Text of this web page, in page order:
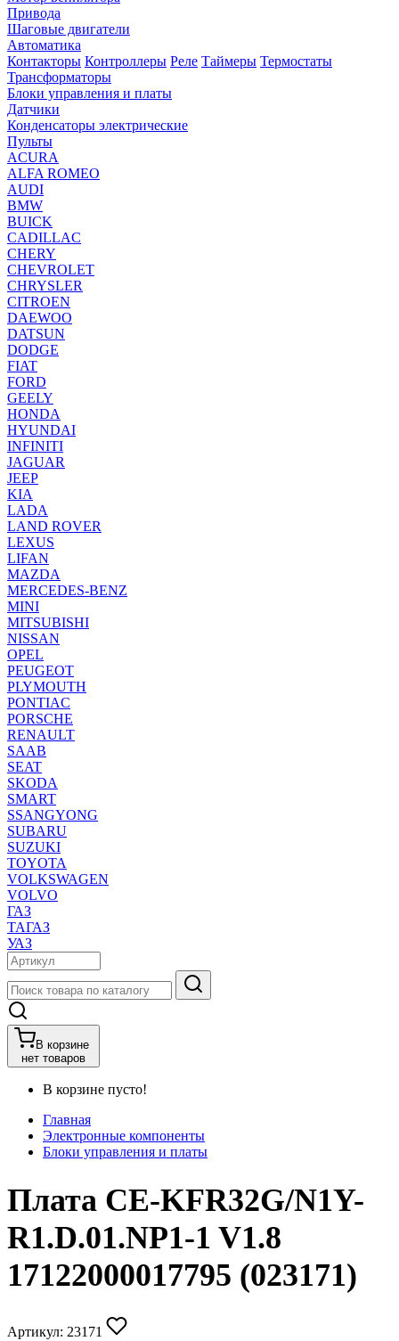
Привода
Шаговые двигатели
Автоматика
Контакторы Контроллеры Реле Таймеры Термостаты
Трансформаторы
Блоки управления и платы
Датчики
Конденсаторы электрические
Пульты
ACURA
ALFA ROMEO
AUDI
BMW
BUICK
CADILLAC
CHERY
CHEVROLET
CHRYSLER
CITROEN
DAEWOO
DATSUN
DODGE
FIAT
FORD
GEELY
HONDA
HYUNDAI
INFINITI
JAGUAR
JEEP
KIA
LADA
LAND ROVER
LEXUS
LIFAN
MAZDA
MERCEDES-BENZ
MINI
MITSUBISHI
NISSAN
OPEL
PEUGEOT
PLYMOUTH
PONTIAC
PORSCHE
RENAULT
SAAB
SEAT
SKODA
SMART
SSANGYONG
SUBARU
SUZUKI
TOYOTA
VOLKSWAGEN
VOLVO
ГАЗ
ТАГАЗ
УАЗ
В корзине
нет товаров
В корзине пусто!
Главная
Электронные компоненты
Блоки управления и платы
Плата CE-KFR32G/N1Y-
R1.D.01.NP1-1 V1.8
17122000017795 (023171)
Артикул: 23171